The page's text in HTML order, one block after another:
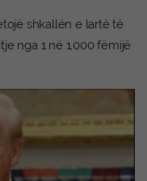
shkallën e lartë të
nga 1 në 1,000 fëmijë